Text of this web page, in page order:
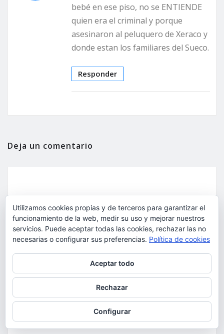
bebé en ese piso, no se ENTIENDE
quien era el criminal y porque
asesinaron al peluquero de Xeraco y
donde estan los familiares del Sueco.
Responder
Deja un comentario
Utilizamos cookies propias y de terceros para garantizar el
funcionamiento de la web, medir su uso y mejorar nuestros
servicios. Puede aceptar todas las cookies, rechazar las no
necesarias o configurar sus preferencias. Política de cookies
Aceptar todo
Rechazar
Configurar
Para obtener más información, incluido cómo gestionar las cookies,